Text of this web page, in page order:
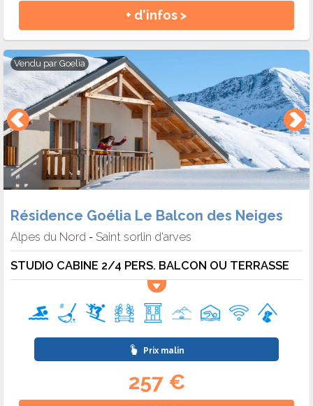
+ d'infos >
Vendu par Goelia
Résidence Goélia Le Balcon des Neiges
Alpes du Nord - Saint sorlin d'arves
STUDIO CABINE 2/4 PERS. BALCON OU TERRASSE
Prix malin
257 €